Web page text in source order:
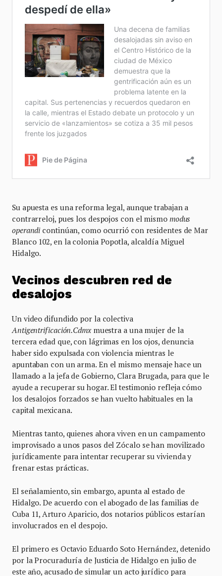
Su apuesta es una reforma legal, aunque trabajan a
contrarreloj, pues los despojos con el mismo modus
operandi continúan, como ocurrió con residentes de Mar
Blanco 102, en la colonia Popotla, alcaldía Miguel
Hidalgo.
Vecinos descubren red de
desalojos
Un video difundido por la colectiva
Antigentrificación.Cdmxmuestra a una mujer de la
tercera edad que, con lágrimas en los ojos, denuncia
haber sido expulsada con violencia mientras le
apuntaban con un arma. En el mismo mensaje hace un
llamado a la jefa de Gobierno, Clara Brugada, para que le
ayude a recuperar su hogar. El testimonio refleja cómo
los desalojos forzados se han vuelto habituales en la
capital mexicana.
Mientras tanto, quienes ahora viven en un campamento
improvisado a unos pasos del Zócalo se han movilizado
jurídicamente para intentar recuperar su vivienda y
frenar estas prácticas.
El señalamiento, sin embargo, apunta al estado de
Hidalgo. De acuerdo con el abogado de las familias de
Cuba 11, Arturo Aparicio, dos notarios públicos estarían
involucrados en el despojo.
El primero es Octavio Eduardo Soto Hernández, detenido
por la Procuraduría de Justicia de Hidalgo en julio de
este año, acusado de simular un acto jurídico para